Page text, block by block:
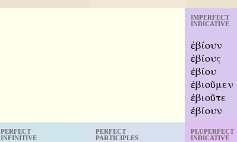
IMPERFECT
INDICATIVE
ἐβίουν
ἐβίους
ἐβίου
ἐβιοῦμεν
ἐβιοῦτε
ἐβίουν
PERFECT
INFINITIVE
PERFECT
PARTICIPLES
PLUPERFECT
INDICATIVE